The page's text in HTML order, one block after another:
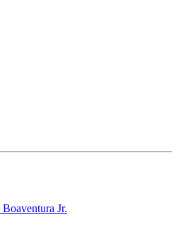
Jr.